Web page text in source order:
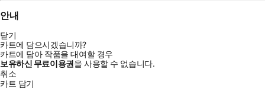
안내
닫기
카트에 담으시겠습니까?
카트에 담아 작품을 대여할 경우
보유하신 무료이용권을 사용할 수 없습니다.
취소
카트 담기